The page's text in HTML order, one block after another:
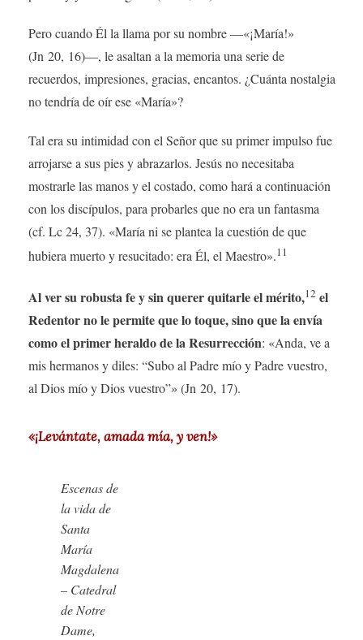
Pero cuando Él la llama por su nombre —«¡María!»
(Jn 20, 16)—, le asaltan a la memoria una serie de
recuerdos, impresiones, gracias, encantos. ¿Cuánta nostalgia
no tendría de oír ese «María»?
Tal era su intimidad con el Señor que su primer impulso fue
arrojarse a sus pies y abrazarlos. Jesús no necesitaba
mostrarle las manos y el costado, como hará a continuación
con los discípulos, para probarles que no era un fantasma
(cf. Lc 24, 37). «María ni se plantea la cuestión de que
hubiera muerto y resucitado: era Él, el Maestro».11
Al ver su robusta fe y sin querer quitarle el mérito,12 el
Redentor no le permite que lo toque, sino que la envía
como el primer heraldo de la Resurrección: «Anda, ve a
mis hermanos y diles: “Subo al Padre mío y Padre vuestro,
al Dios mío y Dios vuestro”» (Jn 20, 17).
«¡Levántate, amada mía, y ven!»
Escenas de
la vida de
Santa
María
Magdalena
– Catedral
de Notre
Dame,